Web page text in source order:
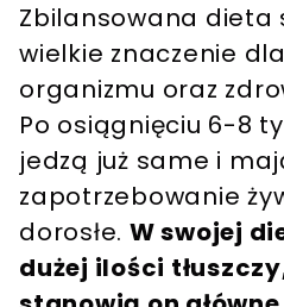
Zbilansowana dieta
wielkie znaczenie
organizmu oraz
Po osiągnięciu 6-8
jedzą już same i
zapotrzebowanie
dorosłe. W swojej
dużej ilości